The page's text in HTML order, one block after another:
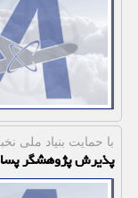
با حمایت بنیاد ملی
پذیرش پژوهشگر